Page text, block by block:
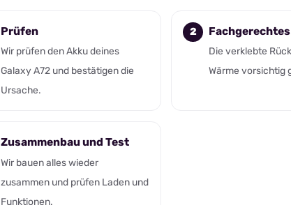
Prüfen
Wir prüfen den Akku deines
Galaxy A72 und bestätigen die
Ursache.
Die verklebte
Wärme vorsichtig
Zusammenbau und Test
Wir bauen alles wieder
zusammen und prüfen Laden und
Funktionen.